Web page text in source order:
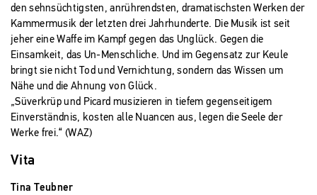
den sehnsüchtigsten, anrührendsten, dramatischsten Werken der
Kammermusik der letzten drei Jahrhunderte. Die Musik ist seit
jeher eine Waffe im Kampf gegen das Unglück. Gegen die
Einsamkeit, das Un-Menschliche. Und im Gegensatz zur Keule
bringt sie nicht Tod und Vernichtung, sondern das Wissen um
Nähe und die Ahnung von Glück.
„Süverkrüp und Picard musizieren in tiefem gegenseitigem
Einverständnis, kosten alle Nuancen aus, legen die Seele der
Werke frei.“ (WAZ)
Vita
Tina Teubner